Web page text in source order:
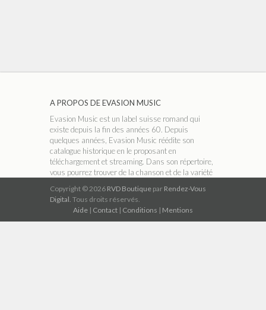
A PROPOS DE EVASION MUSIC
Evasion Music est un label suisse romand qui
existe depuis la fin des années 60. Depuis
quelques années, Evasion Music réédite son
catalogue historique en le proposant en
téléchargement et streaming. Dans son répertoire,
vous pourrez trouver de la chanson et de la variété
classique ou encore de la musique traditionnelle.
A PROPOS DE RVD BOUTIQUE
Copyright © 2026 RVD Boutique par Rendez-Vous
Digital. Tous droits réservés.
Aide | Contact | Conditions | Mentions